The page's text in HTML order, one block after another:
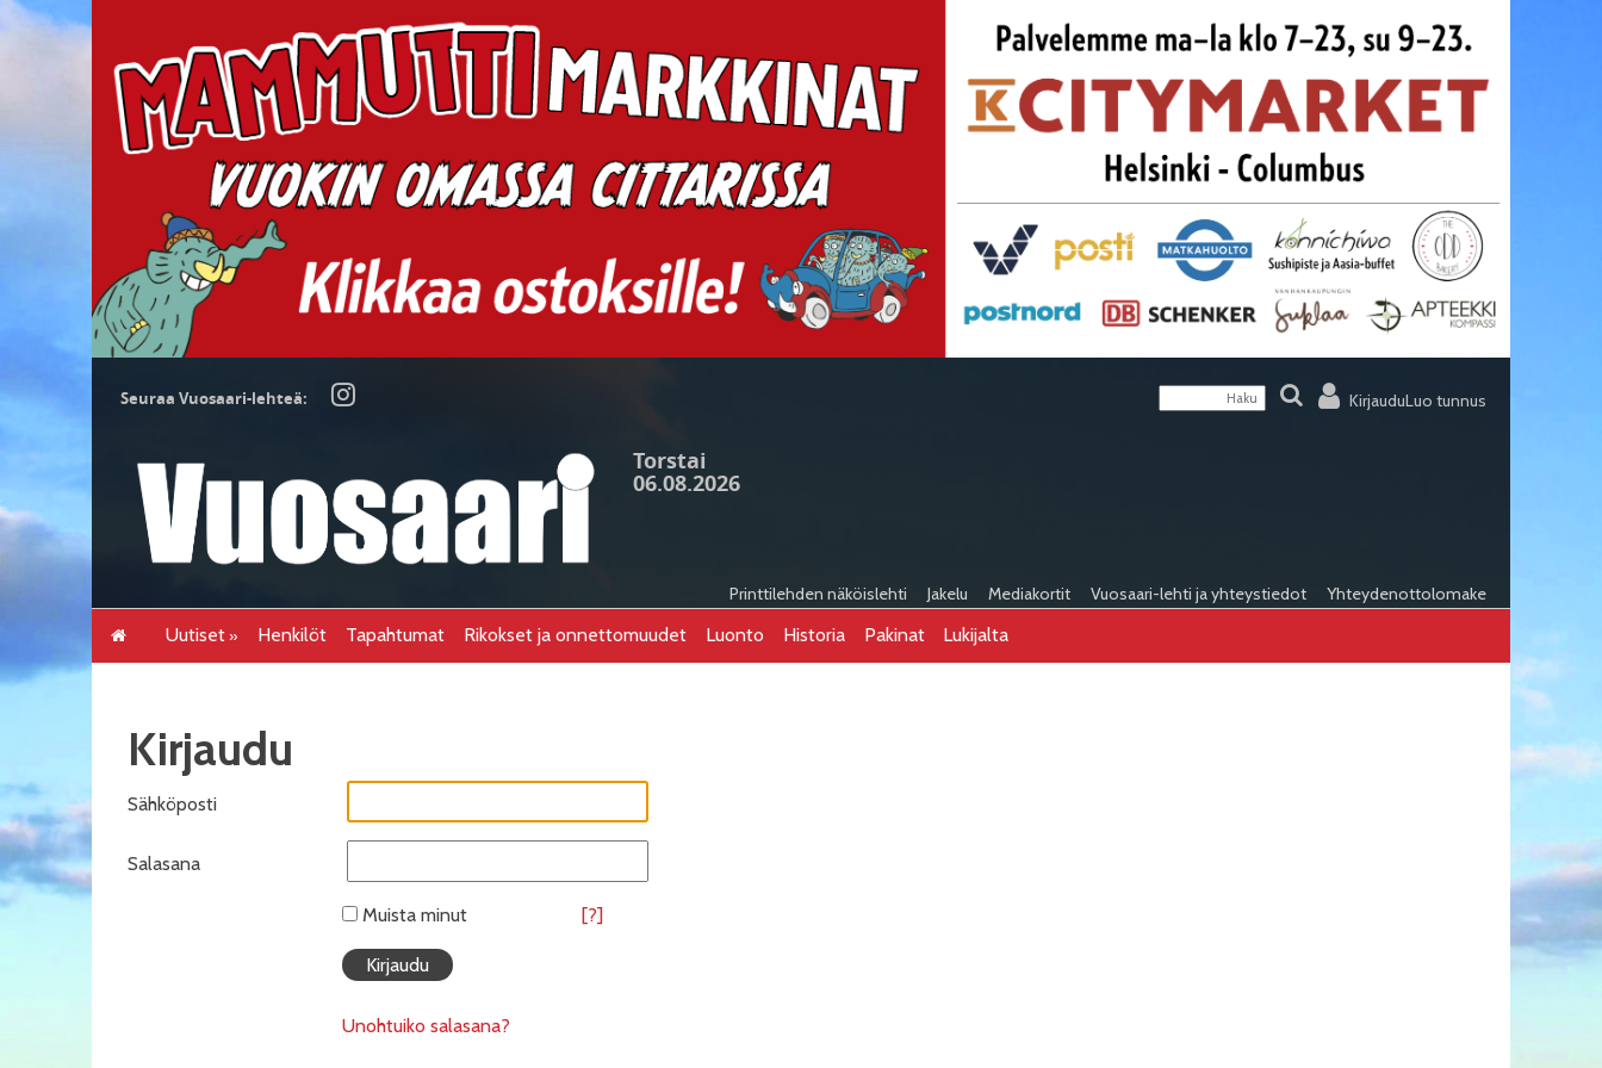
KirjauduLuo tunnus
Seuraa Vuosaari-lehteä:
Torstai
06.08.2026
Printtilehden näköislehti Jakelu Mediakortit Vuosaari-lehti ja yhteystiedot Yhteydenottolomake
Uutiset Henkilöt Tapahtumat Rikokset ja onnettomuudet Luonto Historia Pakinat Lukijalta
Kirjaudu
Sähköposti
Salasana
Muista minut [?]
Unohtuiko salasana?